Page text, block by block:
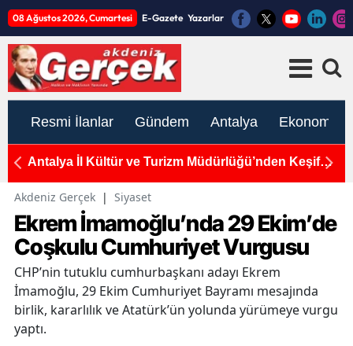
08 Ağustos 2026, Cumartesi E-Gazete Yazarlar
Resmi İlanlar Gündem Antalya Ekonomi
Antalya İl Kültür ve Turizm Müdürlüğü’nden Keşif
Derinliklerinde Saklı"
Akdeniz Gerçek | Siyaset
Ekrem İmamoğlu’nda 29 Ekim’de
Coşkulu Cumhuriyet Vurgusu
CHP’nin tutuklu cumhurbaşkanı adayı Ekrem
İmamoğlu, 29 Ekim Cumhuriyet Bayramı mesajında
birlik, kararlılık ve Atatürk’ün yolunda yürümeye vurgu
yaptı.